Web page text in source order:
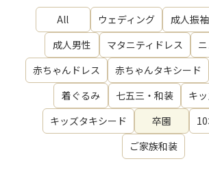
All ウェディング 成人振袖
成人男性
マタニティドレス
赤ちゃんドレス
赤ちゃんタキシード
着ぐるみ
七五三・和装
キ
キッズタキシード
卒園
ご家族和装